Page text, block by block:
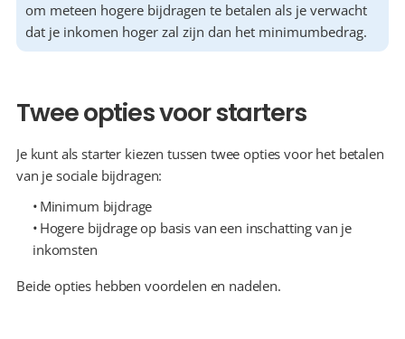
om meteen hogere bijdragen te betalen als je verwacht
dat je inkomen hoger zal zijn dan het minimumbedrag.
Twee opties voor starters
Je kunt als starter kiezen tussen twee opties voor het betalen
van je sociale bijdragen:
  Minimum bijdrage
  Hogere bijdrage op basis van een inschatting van je
inkomsten
Beide opties hebben voordelen en nadelen.